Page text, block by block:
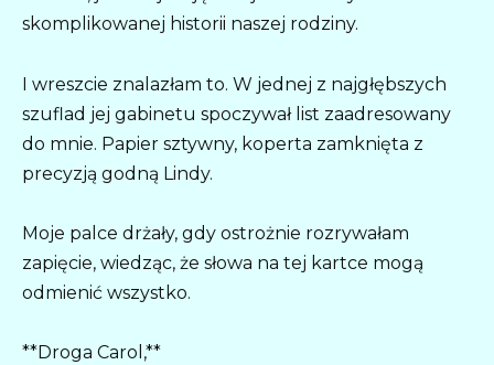
skomplikowanej historii naszej rodziny.
I wreszcie znalazłam to. W jednej z najgłębszych
szuflad jej gabinetu spoczywał list zaadresowany
do mnie. Papier sztywny, koperta zamknięta z
precyzją godną Lindy.
Moje palce drżały, gdy ostrożnie rozrywałam
zapięcie, wiedząc, że słowa na tej kartce mogą
odmienić wszystko.
**Droga Carol,**